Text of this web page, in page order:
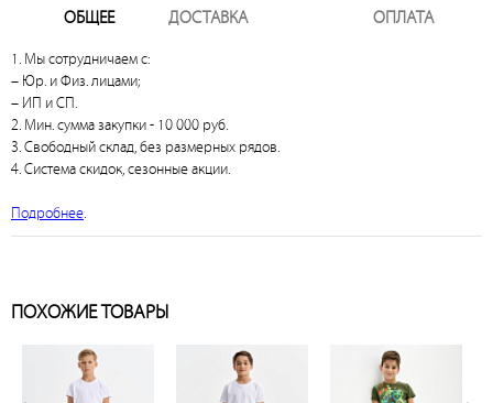
ОБЩЕЕ ДОСТАВКА ОПЛАТА
1. Мы сотрудничаем с:
– Юр. и Физ. лицами;
– ИП и СП.
2. Мин. сумма закупки - 10 000 руб.
3. Свободный склад, без размерных рядов.
4. Система скидок, сезонные акции.
Подробнее.
ПОХОЖИЕ ТОВАРЫ